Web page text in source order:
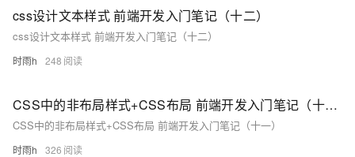
css设计文本样式 前端开发入门笔记（十二）
css设计文本样式 前端开发入门笔记（十二）
时雨h 248
CSS中的非布局样式+CSS布局 前端开发入门笔记（十一）
CSS中的非布局样式+CSS布局 前端开发入门笔记（十一）
时雨h 326